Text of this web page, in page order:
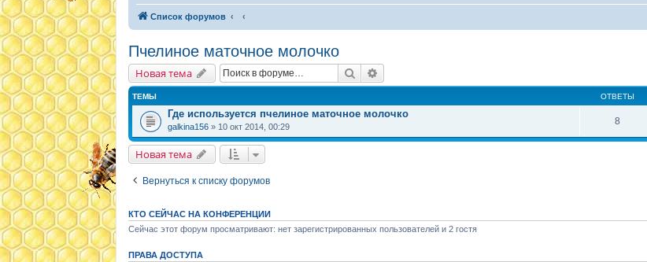
Список форумов
Пчелиное маточное молочко
Новая тема Поиск
ТЕМЫ ОТВЕТЫ
Где используется пчелиное маточное молочко
galkina156 » 10 окт 2014, 00:29
8
Новая тема
Вернуться к списку форумов
КТО СЕЙЧАС НА КОНФЕРЕНЦИИ
Сейчас этот форум просматривают: нет зарегистрированных пользователей и 2 гостя
ПРАВА ДОСТУПА